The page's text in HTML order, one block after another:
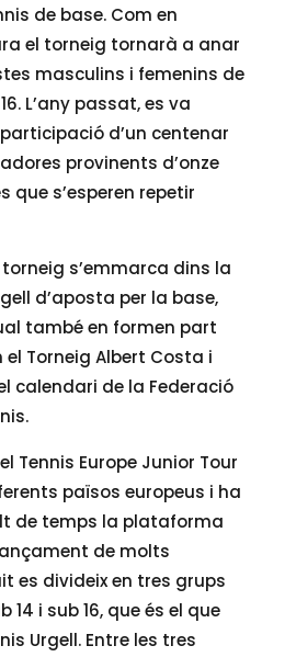
de base. Com en
el torneig tornarà a anar
masculins i femenins de
L’any passat, es va
d’un centenar
provinents d’onze
que s’esperen repetir
s’emmarca dins la
d’aposta per la base,
també en formen part
Torneig Albert Costa i
calendari de la Federació
Tennis Europe Junior Tour
països europeus i ha
de temps la plataforma
de molts
es divideix en tres grups
14 i sub 16, que és el que
Urgell. Entre les tres